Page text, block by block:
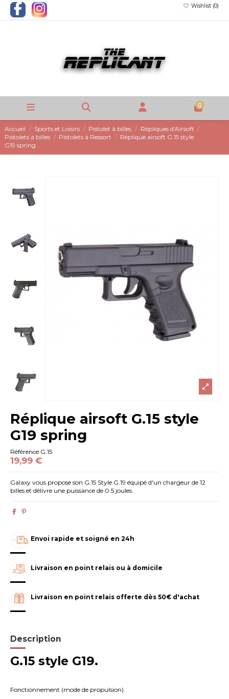
Wishlist (0)
0
Accueil Sports et Loisirs Pistolet à billes
Répliques d'Airsoft
Pistolets à billes
Pistolets à Ressort
Réplique airsoft G.15 style
G19 spring
Réplique airsoft G.15 style
G19 spring
Référence G.15
19,99 €
Galaxy vous propose son G.15 Style G.19 équipé d'un chargeur de 12
billes et délivre une puissance de 0.5 joules.
Envoi rapide et soigné en 24h
Livraison en point relais ou à domicile
Livraison en point relais offerte dès 50€ d'achat
Description
G.15 style G19.
Fonctionnement (mode de propulsion).